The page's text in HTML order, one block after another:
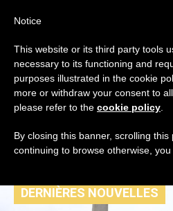
TAG
Posts
‘المجيء’
DERNIÈRES NOUVELLES
Notice
This website or its third party tools
necessary to its functioning and
purposes illustrated in the cookie
more or withdraw your consent to
please refer to the cookie policy
By closing this banner, scrolling
continuing to browse otherwise,